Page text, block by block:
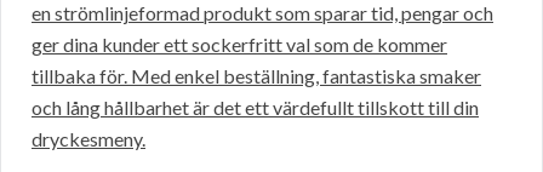
en strömlinjeformad produkt som sparar tid, pengar och
ger dina kunder ett sockerfritt val som de kommer
tillbaka för. Med enkel beställning, fantastiska smaker
och lång hållbarhet är det ett värdefullt tillskott till din
dryckesmeny.